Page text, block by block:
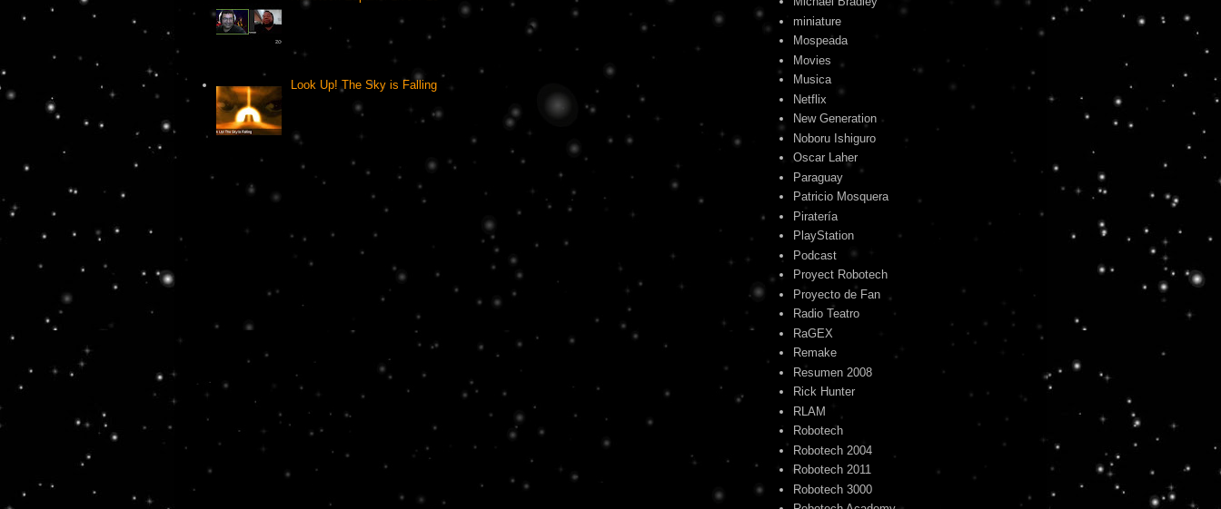
Look Up! The Sky is Falling
miniature
Mospeada
Movies
Musica
Netflix
New Generation
Noboru Ishiguro
Oscar Laher
Paraguay
Patricio Mosquera
Piratería
PlayStation
Podcast
Proyect Robotech
Proyecto de Fan
Radio Teatro
RaGEX
Remake
Resumen 2008
Rick Hunter
RLAM
Robotech
Robotech 2004
Robotech 2011
Robotech 3000